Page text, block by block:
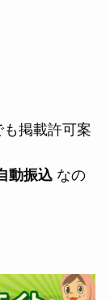
掲載許可案
動振込なの